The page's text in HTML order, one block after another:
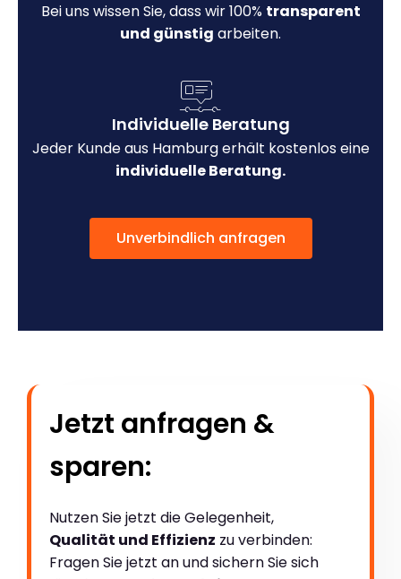
Bei uns wissen Sie, dass wir 100% transparent
und günstig arbeiten.
Individuelle Beratung
Jeder Kunde aus Hamburg erhält kostenlos eine
individuelle Beratung.
Unverbindlich anfragen
Jetzt anfragen &
sparen:
Nutzen Sie jetzt die Gelegenheit,
Qualität und Effizienz zu verbinden:
Fragen Sie jetzt an und sichern Sie sich